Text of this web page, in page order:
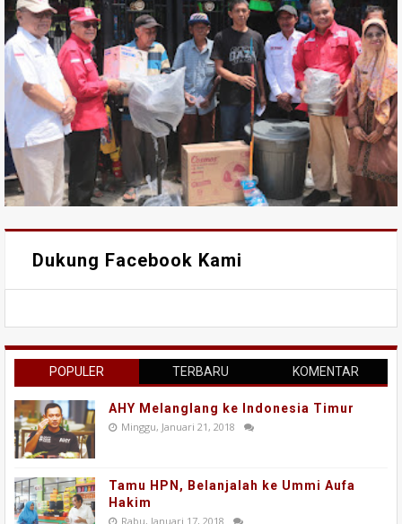
Dukung Facebook Kami
POPULER TERBARU KOMENTAR
AHY Melanglang ke Indonesia Timur
Minggu, Januari 21, 2018
Tamu HPN, Belanjalah ke Ummi Aufa
Hakim
Rabu, Januari 17, 2018